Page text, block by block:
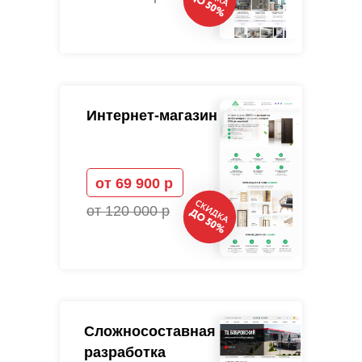
Сложносоставная
разработка
от 120 000 р
от 69 900 р
Интернет-магазин